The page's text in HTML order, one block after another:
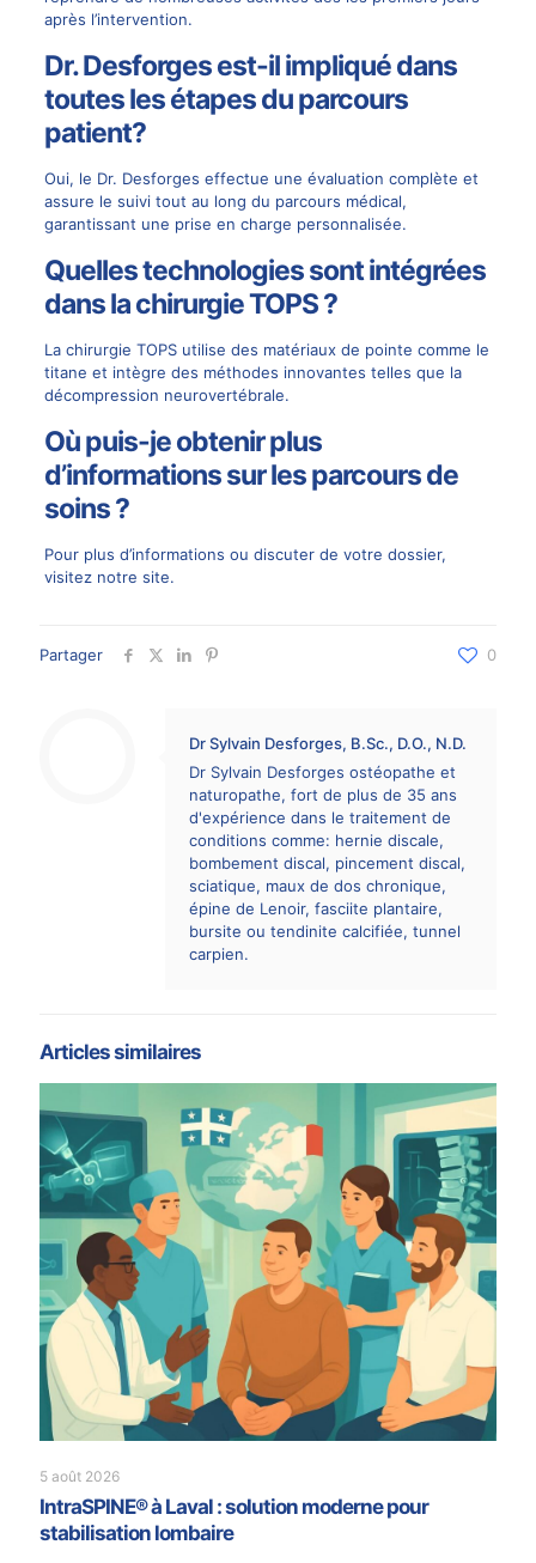
après l’intervention.
Dr. Desforges est-il impliqué dans
toutes les étapes du parcours
patient?
Oui, le Dr. Desforges effectue une évaluation complète et
assure le suivi tout au long du parcours médical,
garantissant une prise en charge personnalisée.
Quelles technologies sont intégrées
dans la chirurgie TOPS ?
La chirurgie TOPS utilise des matériaux de pointe comme le
titane et intègre des méthodes innovantes telles que la
décompression neurovertébrale.
Où puis-je obtenir plus
d’informations sur les parcours de
soins ?
Pour plus d’informations ou discuter de votre dossier,
visitez notre site.
Partager 0
Dr Sylvain Desforges, B.Sc., D.O., N.D.
Dr Sylvain Desforges ostéopathe et
naturopathe, fort de plus de 35 ans
d'expérience dans le traitement de
conditions comme: hernie discale,
bombement discal, pincement discal,
sciatique, maux de dos chronique,
épine de Lenoir, fasciite plantaire,
bursite ou tendinite calcifiée, tunnel
carpien.
Articles similaires
5 août 2026
IntraSPINE® à Laval : solution moderne pour
stabilisation lombaire